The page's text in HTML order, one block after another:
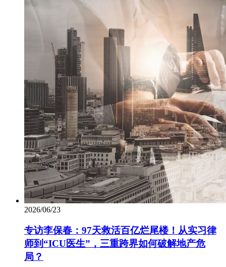
2026/06/23
专访李保春：97天救活百亿烂尾楼！从实习律
师到“ICU医生”，三重跨界如何破解地产危
局？